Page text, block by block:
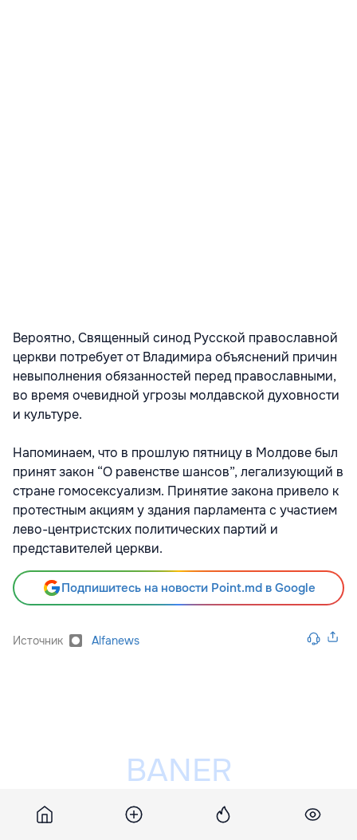
Вероятно, Священный синод Русской православной
церкви потребует от Владимира объяснений причин
невыполнения обязанностей перед православными,
во время очевидной угрозы молдавской духовности
и культуре.
Напоминаем, что в прошлую пятницу в Молдове был
принят закон “О равенстве шансов”, легализующий в
стране гомосексуализм. Принятие закона привело к
протестным акциям у здания парламента с участием
лево-центристских политических партий и
представителей церкви.
Подпишитесь на новости Point.md в Google
Источник Alfanews